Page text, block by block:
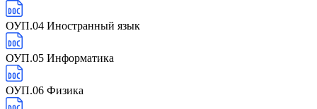
ОУП.04 Иностранный язык
ОУП.05 Информатика
ОУП.06 Физика